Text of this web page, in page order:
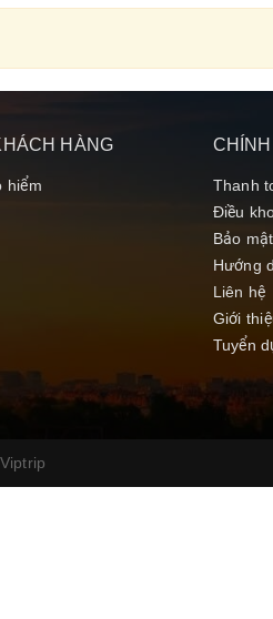
HÀNG
hiểm
Thanh
Điều
Bảo
Hướng
Liên hệ
Giới
Tuyển
Viptrip